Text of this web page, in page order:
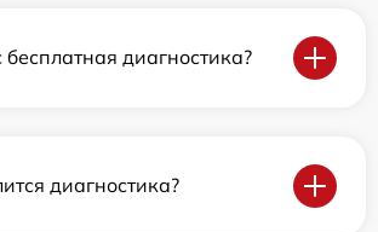
бесплатная диагностика?
диагностика?